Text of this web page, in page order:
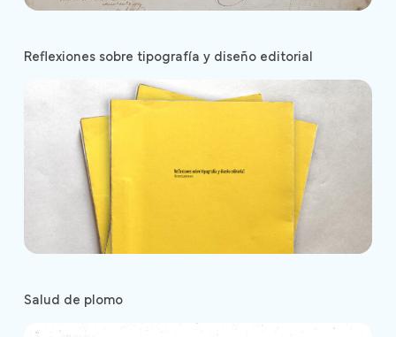
Reflexiones sobre tipografía y diseño editorial
Salud de plomo